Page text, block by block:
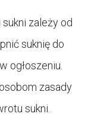
zależy od
suknię do
ogłoszeniu.
zasady
sukni.